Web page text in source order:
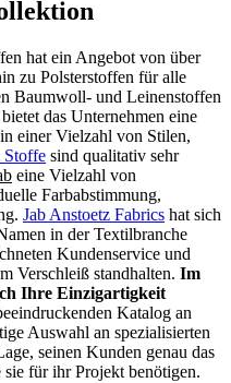
hat ein Angebot von über
zu Polsterstoffen für alle
Baumwoll- und Leinenstoffen
das Unternehmen eine
einer Vielzahl von Stilen,
Stoffe sind qualitativ sehr
eine Vielzahl von
Farbabstimmung,
Jab Anstoetz Fabrics hat sich
in der Textilbranche
Kundenservice und
Verschleiß standhalten. Im
Ihre Einzigartigkeit
Katalog an
Auswahl an spezialisierten
seinen Kunden genau das
für ihr Projekt benötigen.